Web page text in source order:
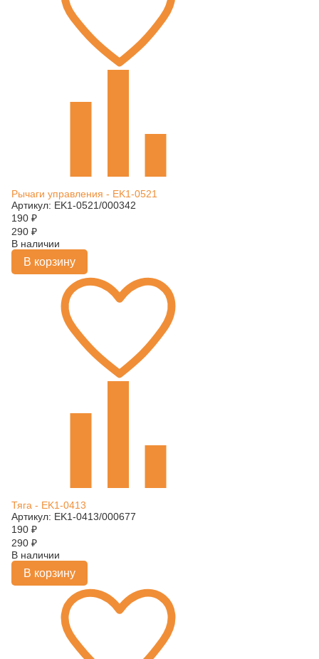
Рычаги управления - EK1-0521
Артикул: EK1-0521/000342
190 ₽
290 ₽
В наличии
В корзину
Тяга - EK1-0413
Артикул: EK1-0413/000677
190 ₽
290 ₽
В наличии
В корзину